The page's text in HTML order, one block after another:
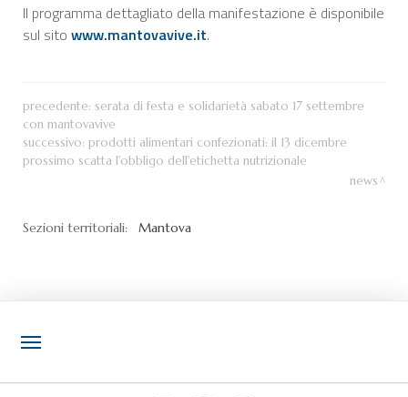
Il programma dettagliato della manifestazione è disponibile
sul sito www.mantovavive.it.
precedente: serata di festa e solidarietà sabato 17 settembre
con mantovavive
successivo: prodotti alimentari confezionati: il 13 dicembre
prossimo scatta l'obbligo dell'etichetta nutrizionale
news
Sezioni territoriali: Mantova
NOTIZIE